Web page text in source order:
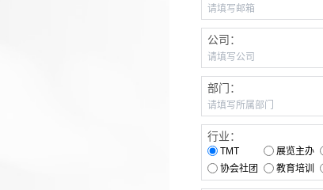
公司：
部门：
行业：
TMT 展览主办
协会社团
教育培训